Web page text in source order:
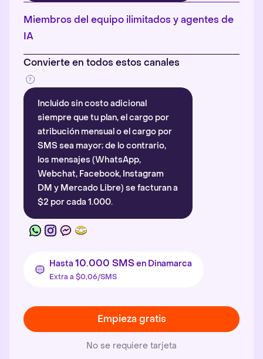
Más información
Miembros del equipo ilimitados y agentes de
IA
Convierte en todos estos canales
Incluido sin costo adicional
siempre que tu plan, el cargo por
atribución mensual o el cargo por
SMS sea mayor; de lo contrario,
los mensajes (WhatsApp,
Webchat, Facebook, Instagram
DM y Mercado Libre) se facturan a
$2 por cada 1.000.
Hasta 10.000 SMSen Dinamarca
Extra a $0,06/SMS
Empieza gratis
No se requiere tarjeta